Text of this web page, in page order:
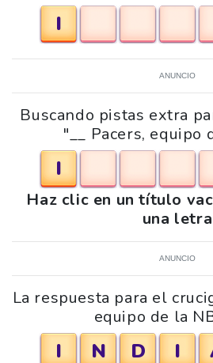
I
ANUNCIO
Buscando pistas extra
"__ Pacers, equipo
I
Haz clic en un título
una letra
ANUNCIO
La respuesta para el
equipo de la
I N D I